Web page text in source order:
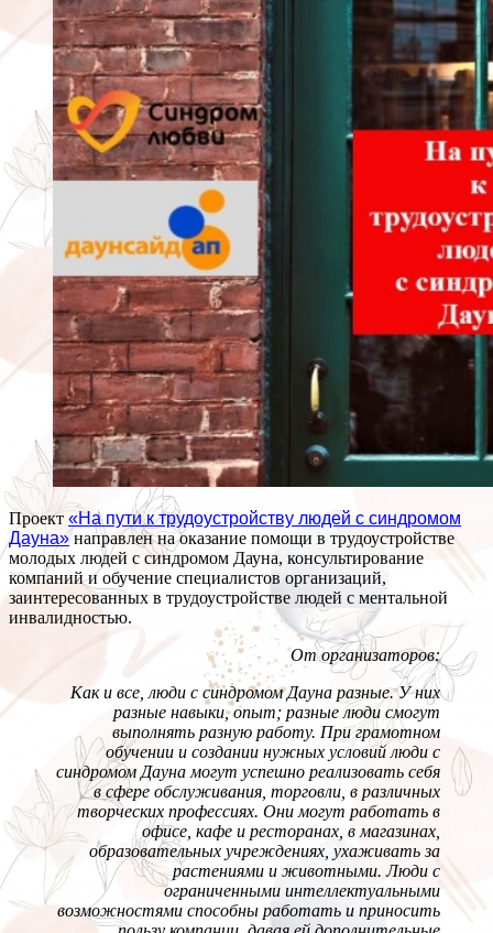
Проект «На пути к трудоустройству людей с синдромом
Дауна»направлен на оказание помощи в трудоустройстве
молодых людей с синдромом Дауна, консультирование
компаний и обучение специалистов организаций,
заинтересованных в трудоустройстве людей с ментальной
инвалидностью.
От организаторов:
Как и все, люди с синдромом Дауна разные. У них
разные навыки, опыт; разные люди смогут
выполнять разную работу. При грамотном
обучении и создании нужных условий люди с
синдромом Дауна могут успешно реализовать себя
в сфере обслуживания, торговли, в различных
творческих профессиях. Они могут работать в
офисе, кафе и ресторанах, в магазинах,
образовательных учреждениях, ухаживать за
растениями и животными. Люди с
ограниченными интеллектуальными
возможностями способны работать и приносить